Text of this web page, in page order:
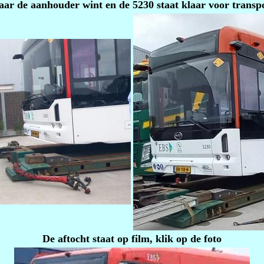
de aanhouder wint en de 5230 staat klaar voor
De aftocht staat op film, klik op de foto